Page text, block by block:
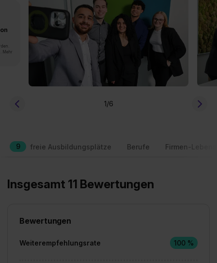
Mehr
1/6
9 freie Ausbildungsplätze Berufe Firmen-
Insgesamt 11 Bewertungen
Bewertungen
Weiterempfehlungsrate 100 %